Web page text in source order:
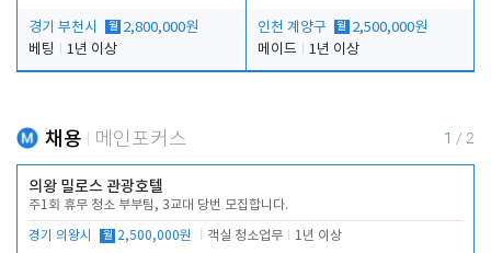
경기 부천시 월 2,800,000원
베팅
1년 이상
인천 계양구 월 2,500,000원
메이드
1년 이상
채용 메인포커스 1 / 2
의왕 밀로스 관광호텔
주1회 휴무 청소 부부팀, 3교대 당번 모집합니다.
경기 의왕시 월 2,500,000원 객실 청소업무 1년 이상